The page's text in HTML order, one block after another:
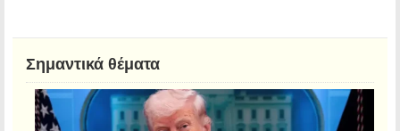
Σημαντικά θέματα